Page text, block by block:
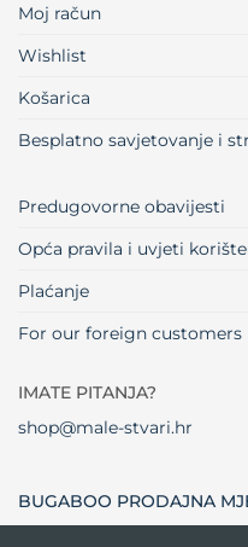
Moj račun
Wishlist
Košarica
Besplatno savjetovanje i
Predugovorne obavijesti
Opća pravila i uvjeti
Plaćanje
For our foreign customers
IMATE PITANJA?
shop@male-stvari.hr
BUGABOO PRODAJNA